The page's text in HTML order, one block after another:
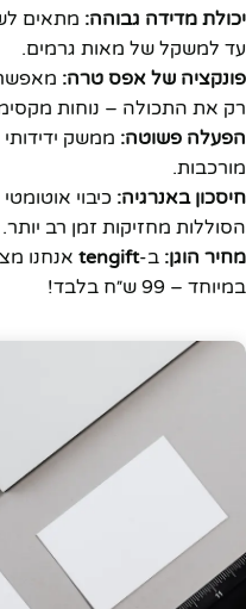
יכולת מדידה גבוהה: מתאים
עד למשקל של מאות גרמים.
פונקציה של אפס טרה:
רק את התכולה – נוחות
הפעלה פשוטה: ממשק
מורכבות.
חיסכון באנרגיה: כיבוי
הסוללות מחזיקות זמן רב יותר.
מחיר הוגן: ב-tengift אנחנו
במיוחד – 99 ש״ח בלבד!